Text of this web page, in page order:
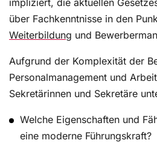
impliziert, die aktuellen
über Fachkenntnisse in den
Weiterbildung und
Aufgrund der Komplexität der
Personalmanagement und
Sekretärinnen und Sekretäre
Welche Eigenschaften und
eine moderne Führungskraft?